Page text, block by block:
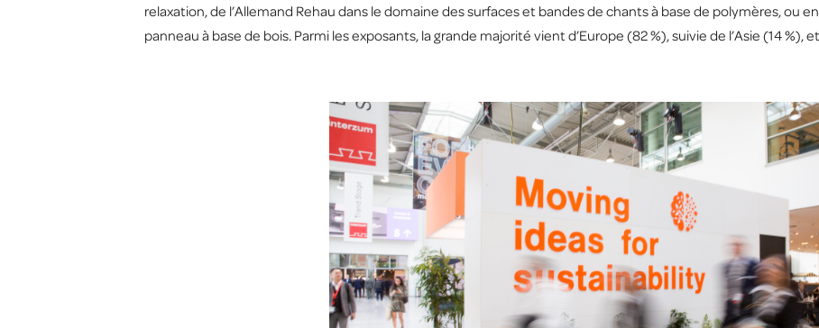
relaxation, de l’Allemand Rehau dans le domaine des surfaces et bandes de chants à base de polymères, ou
panneau à base de bois. Parmi les exposants, la grande majorité vient d’Europe (82 %), suivie de l’Asie (14 %),